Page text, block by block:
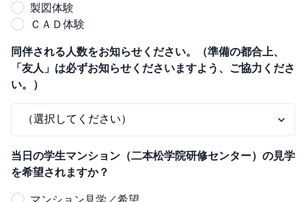
製図体験
ＣＡＤ体験
同伴される人数をお知らせください。（準備の都合上、
「友人」は必ずお知らせくださいますよう、ご協力くださ
い。）
当日の学生マンション（二本松学院研修センター）の見学
を希望されますか？
マンション見学／希望